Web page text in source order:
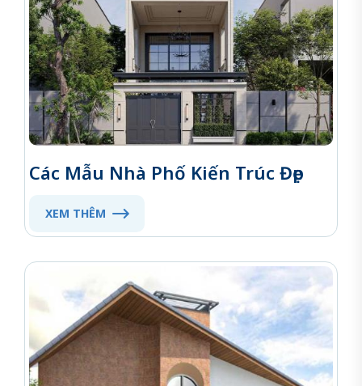
Các Mẫu Nhà Phố Kiến Trúc Đẹp
XEM THÊM